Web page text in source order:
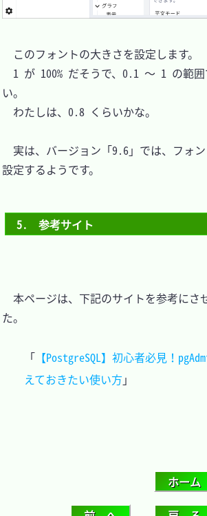
このフォントの大きさを設定します。
1 が 100% だそうで、0.1 ～ 1 の範囲
い。
わたしは、0.8 くらいかな。
実は、バージョン「9.6」では、フォ
設定するようです。
5.　参考サイト
本ページは、下記のサイトを参考にさ
た。
「 【PostgreSQL】初心者必見！
えておきたい使い方